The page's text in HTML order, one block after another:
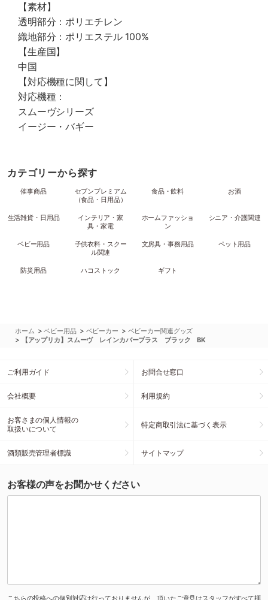
【素材】
透明部分：ポリエチレン
織地部分：ポリエステル 100%
【生産国】
中国
【対応機種に関して】
対応機種：
スムーヴシリーズ
イージー・バギー
カテゴリーから探す
催事商品
セブンプレミアム
（食品・日用品）
食品・飲料 お酒
生活雑貨・日用品
インテリア・家
具・家電
ホームファッショ
ン
シニア・介護関連
ベビー用品
子供衣料・スクー
ル関連
文房具・事務用品 ペット用品
防災用品 ハコストック ギフト
ホーム >ベビー用品 > ベビーカー > ベビーカー関連グッズ
> 【アップリカ】スムーヴ レインカバープラス ブラック BK
ご利用ガイド お問合せ窓口
会社概要 利用規約
お客さまの個人情報の
取扱いについて
特定商取引法に基づく表示
酒類販売管理者標識 サイトマップ
お客様の声をお聞かせください
こちらの投稿への個別対応は行っておりませんが、頂いたご意見はスタッフがすべて拝